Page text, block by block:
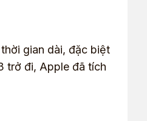
gian dài, đặc biệt
trở đi, Apple đã tích